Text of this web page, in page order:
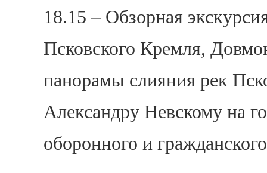
18.15 – Обзорная
Псковского Кремля,
панорамы слияния рек
Александру Невскому на
оборонного и